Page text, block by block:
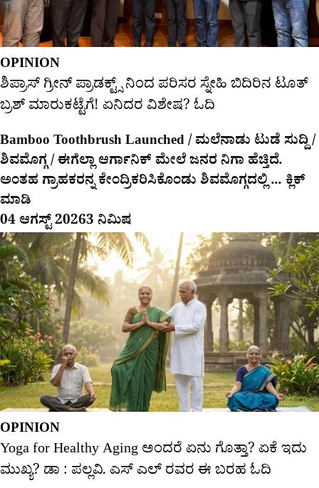
OPINION
ಶಿಪ್ರಾಸ್ ಗ್ರೀನ್ ಪ್ರಾಡಕ್ಟ್ಸ್ ನಿಂದ ಪರಿಸರ ಸ್ನೇಹಿ ಬಿದಿರಿನ ಟೂತ್
ಬ್ರಶ್ ಮಾರುಕಟ್ಟೆಗೆ! ಏನಿದರ ವಿಶೇಷ? ಓದಿ
Bamboo Toothbrush Launched / ಮಲೆನಾಡು ಟುಡೆ ಸುದ್ದಿ /
ಶಿವಮೊಗ್ಗ / ಈಗೆಲ್ಲಾ ಆರ್ಗಾನಿಕ್​ ಮೇಲೆ ಜನರ ನಿಗಾ ಹೆಚ್ತಿದೆ.
ಅಂತಹ ಗ್ರಾಹಕರನ್ನ ಕೇಂದ್ರಿಕರಿಸಿಕೊಂಡು ಶಿವಮೊಗ್ಗದಲ್ಲಿ ... ಕ್ಲಿಕ್
ಮಾಡಿ
04 ಆಗಸ್ಟ್ 20263 ನಿಮಿಷ
OPINION
Yoga for Healthy Aging ಅಂದರೆ ಏನು ಗೊತ್ತಾ? ಏಕೆ ಇದು
ಮುಖ್ಯ? ಡಾ : ಪಲ್ಲವಿ. ಎಸ್ ಎಲ್‌ ರವರ ಈ ಬರಹ ಓದಿ